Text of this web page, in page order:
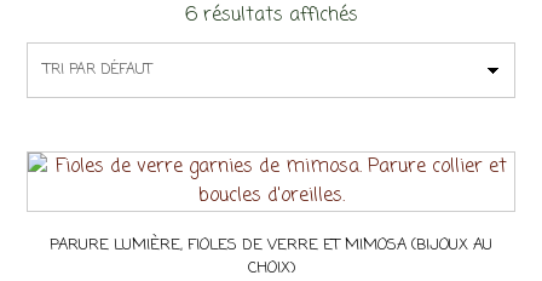
6 résultats affichés
PARURE LUMIÈRE, FIOLES DE VERRE ET MIMOSA (BIJOUX AU
CHOIX)